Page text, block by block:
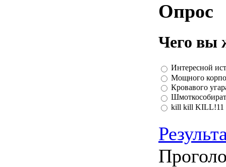
Опрос
Чего вы
Интересной
Мощного
Кровавого
kill kill KILL!11